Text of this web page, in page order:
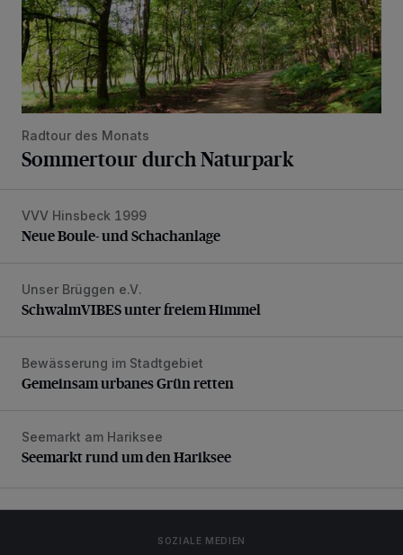
Radtour des Monats
Sommertour durch Naturpark
Neue Boule- und Schachanlage
VVV Hinsbeck 1999
Neue Boule- und Schachanlage
SchwalmVIBES unter freiem Himmel
Unser Brüggen e.V.
SchwalmVIBES unter freiem Himmel
Gemeinsam urbanes Grün retten
Bewässerung im Stadtgebiet
Gemeinsam urbanes Grün retten
Seemarkt rund um den Hariksee
Seemarkt am Hariksee
Seemarkt rund um den Hariksee
SOZIALE MEDIEN